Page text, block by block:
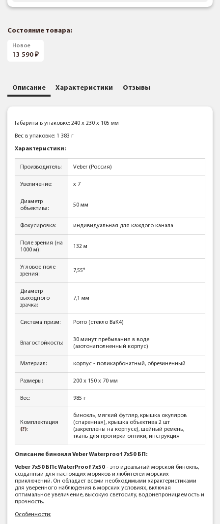
Состояние товара:
Новое
13 590
Описание Характеристики Отзывы
Габариты в упаковке: 240 x 230 x 105 мм
Вес в упаковке: 1 383 г
Характеристики:
Производитель: Veber (Россия)
Увеличение: x 7
Диаметр
объектива:
50 мм
Фокусировка: индивидуальная для каждого канала
Поле зрения (на
1000 м):
132 м
Угловое поле
зрения:
7,55°
Диаметр
выходного
зрачка:
7,1 мм
Система призм: Porro (стекло BaK4)
Влагостойкость:
30 минут пребывания в воде
(азотонаполненный корпус)
Материал: корпус - поликарбонатный, обрезиненный
Размеры: 200 x 150 x 70 мм
Вес: 985 г
Комплектация
(?):
бинокль, мягкий футляр, крышка окуляров
(спаренная), крышка объектива 2 шт
(закреплены на корпусе), шейный ремень,
ткань для протирки оптики, инструкция
Описание бинокля Veber Waterproof 7x50 БП:
Veber 7x50 БПс WaterProof 7x50 - это идеальный морской бинокль,
созданный для настоящих моряков и любителей морских
приключений. Он обладает всеми необходимыми характеристиками
для уверенного наблюдения в морских условиях, включая
оптимальное увеличение, высокую светосилу, водонепроницаемость и
прочность.
Особенности: